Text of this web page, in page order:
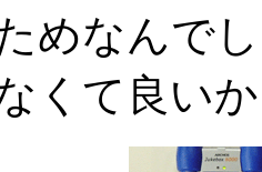
めなんで
くて良い